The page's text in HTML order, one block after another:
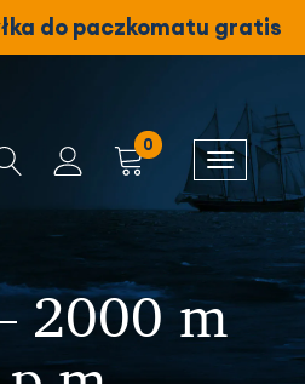
do paczkomatu gratis
0
2000 m